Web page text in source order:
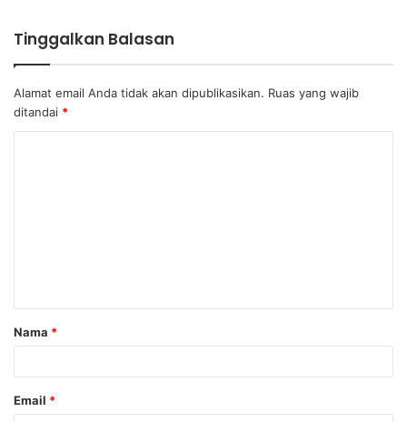
Tinggalkan Balasan
Alamat email Anda tidak akan dipublikasikan. Ruas yang wajib
ditandai *
a
r
Nama *
Email *